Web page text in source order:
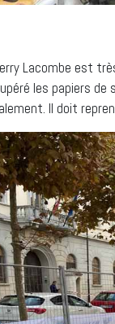
Lacombe est
les papiers de
Il doit